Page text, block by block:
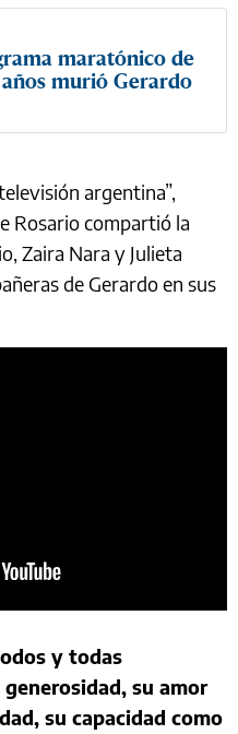
maratónico de
murió Gerardo
argentina”,
Rosario compartió la
Zaira Nara y Julieta
de Gerardo en sus
y todas
su amor
su capacidad como